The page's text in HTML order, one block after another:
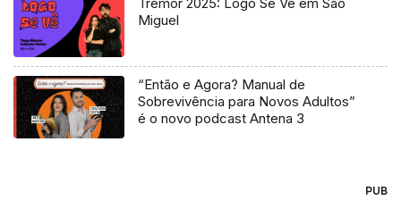
Tremor 2025: Logo Se Vê em São
Miguel
“Então e Agora? Manual de
Sobrevivência para Novos Adultos”
é o novo podcast Antena 3
PUB